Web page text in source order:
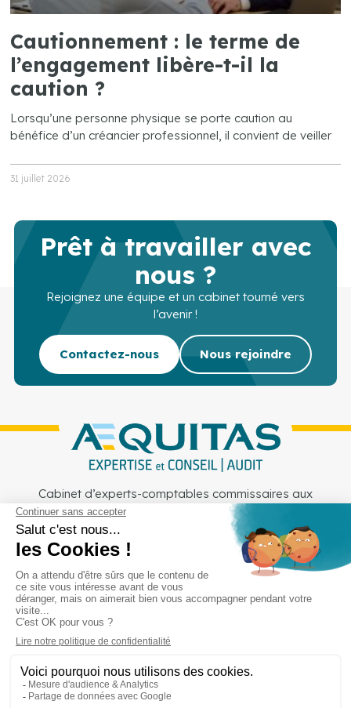
Cautionnement : le terme de
l’engagement libère-t-il la
caution ?
Lorsqu’une personne physique se porte caution au
bénéfice d’un créancier professionnel, il convient de veiller
31 juillet 2026
Prêt à travailler avec
nous ?
Rejoignez une équipe et un cabinet tourné vers
l’avenir !
Contactez-nous Nous rejoindre
Cabinet d’experts-comptables commissaires aux
comptes sur Lille, Lens et Douai
Services Secteurs Outils
Cabinet
Recrutement